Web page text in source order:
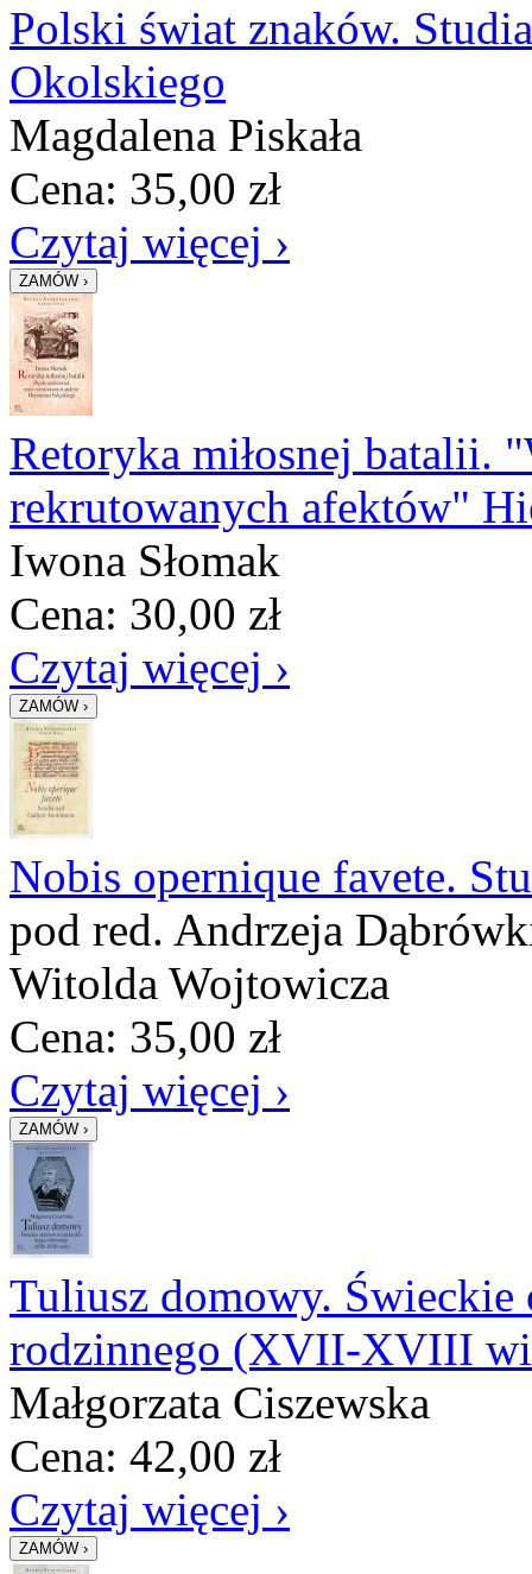
Polski świat znaków.
Okolskiego
Magdalena Piskała
Cena: 35,00 zł
Czytaj więcej ›
Retoryka miłosnej batalii.
rekrutowanych afektów"
Iwona Słomak
Cena: 30,00 zł
Czytaj więcej ›
Nobis opernique favete.
pod red. Andrzeja
Witolda Wojtowicza
Cena: 35,00 zł
Czytaj więcej ›
Tuliusz domowy. Świeckie
rodzinnego (XVII-XVIII
Małgorzata Ciszewska
Cena: 42,00 zł
Czytaj więcej ›